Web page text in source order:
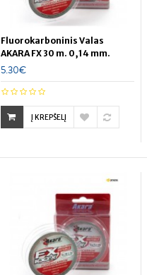
Fluorokarboninis Valas
AKARA FX 30 m. 0,14 mm.
5.30€
Į KREPŠELĮ